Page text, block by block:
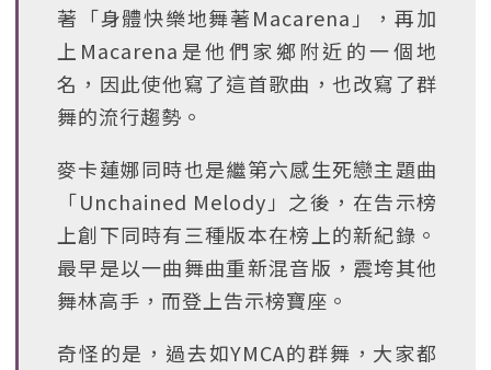
著「身體快樂地舞著Macarena」，再加
上Macarena是他們家鄉附近的一個地
名，因此使他寫了這首歌曲，也改寫了群
舞的流行趨勢。
麥卡蓮娜同時也是繼第六感生死戀主題曲
「Unchained Melody」之後，在告示榜
上創下同時有三種版本在榜上的新紀錄。
最早是以一曲舞曲重新混音版，震垮其他
舞林高手，而登上告示榜寶座。
奇怪的是，過去如YMCA的群舞，大家都